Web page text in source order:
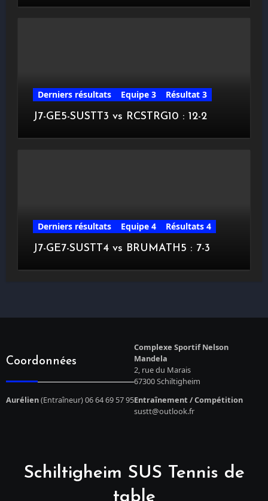
Derniers résultats Equipe 3
Résultat 3
J7-GE5-SUSTT3 vs RCSTRG10 : 12-2
Derniers résultats Equipe 4
Résultats 4
J7-GE7-SUSTT4 vs BRUMATH5 : 7-3
Coordonnées
Complexe Sportif Nelson
Mandela
2, rue du Marais
67300 Schiltigheim
Aurélien(Entraîneur) 06 64 69 57 95Entraînement / Compétition
sustt@outlook.fr
Schiltigheim SUS Tennis de
table